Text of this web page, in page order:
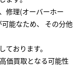
修理(オーバーホー
能なため、 その分他
おります。
価買取となる可能性